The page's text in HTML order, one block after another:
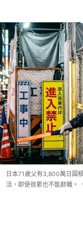
日本71歲父有3,800萬日圓
活，即使很累也不能辭職。